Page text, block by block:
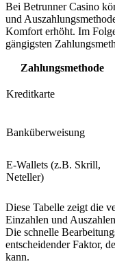
Bei Betrunner Casino
und
Komfort erhöht. Im
gängigsten
Zahlungsmethode
Kreditkarte
Banküberweisung
E-Wallets (z.B. Skrill,
Neteller)
Diese Tabelle zeigt die
Einzahlen und
Die schnelle
entscheidender Faktor,
kann.